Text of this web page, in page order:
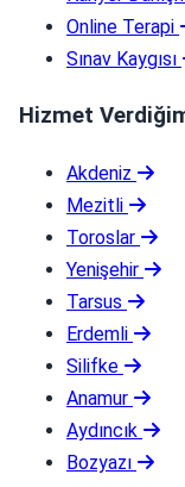
Online Terapi
Sınav Kaygısı
Hizmet
Akdeniz
Mezitli
Toroslar
Yenişehir
Tarsus
Erdemli
Silifke
Anamur
Aydıncık
Bozyazı